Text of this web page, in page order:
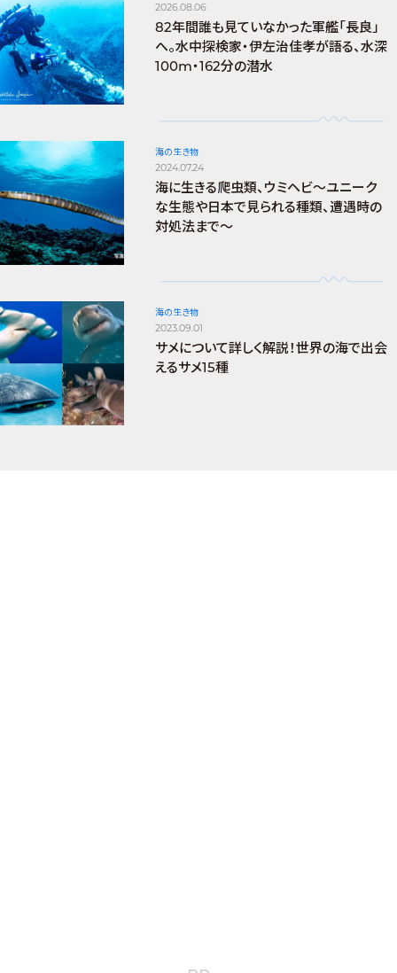
2026.08.06
82年間誰も見ていなかった軍艦「長良」
へ。水中探検家・伊左治佳孝が語る、水深
100m・162分の潜水
海の生き物
2024.07.24
海に生きる爬虫類、ウミヘビ～ユニーク
な生態や日本で見られる種類、遭遇時の
対処法まで～
海の生き物
2023.09.01
サメについて詳しく解説！世界の海で出会
えるサメ15種